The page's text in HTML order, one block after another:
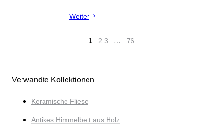
Weiter
1 2 3 … 76
Verwandte Kollektionen
Keramische Fliese
Antikes Himmelbett aus Holz